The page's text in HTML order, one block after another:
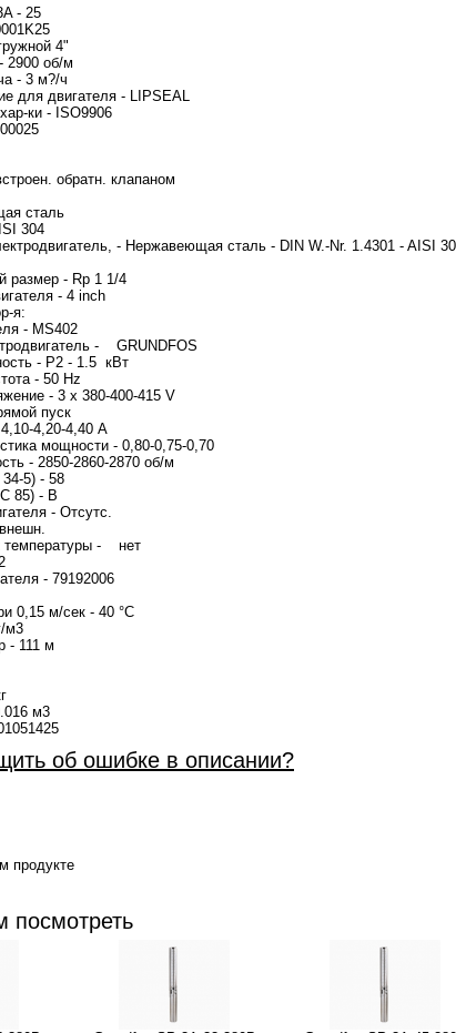
- 25
4"
2900 об/м
- 3 м?/ч
для двигателя - LIPSEAL
ки - ISO9906
обратн. клапаном
сталь
304
- Нержавеющая сталь - DIN W.-Nr. 1.4301 - AISI
размер - Rp 1 1/4
- 4 inch
я:
- MS402
- GRUNDFOS
- P2 - 1.5 кВт
- 50 Hz
- 3 x 380-400-415 V
пуск
4,20-4,40 A
мощности - 0,80-0,75-0,70
- 2850-2860-2870 об/м
5) - 58
85) - B
- Отсутс.
температуры - нет
- 79192006
0,15 м/сек - 40 °C
м3
- 111 м
м3
об ошибке в описании?
продукте
посмотреть